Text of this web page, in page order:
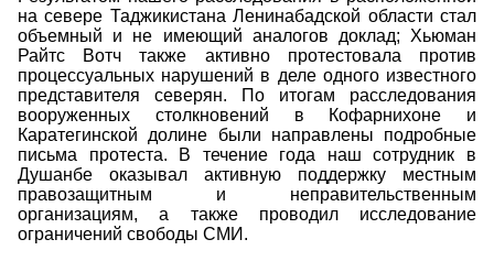
на севере Таджикистана Ленинабадской области стал
объемный и не имеющий аналогов доклад; Хьюман
Райтс Вотч также активно протестовала против
процессуальных нарушений в деле одного известного
представителя северян. По итогам расследования
вооруженных столкновений в Кофарнихоне и
Каратегинской долине были направлены подробные
письма протеста. В течение года наш сотрудник в
Душанбе оказывал активную поддержку местным
правозащитным и неправительственным
организациям, а также проводил исследование
ограничений свободы СМИ.